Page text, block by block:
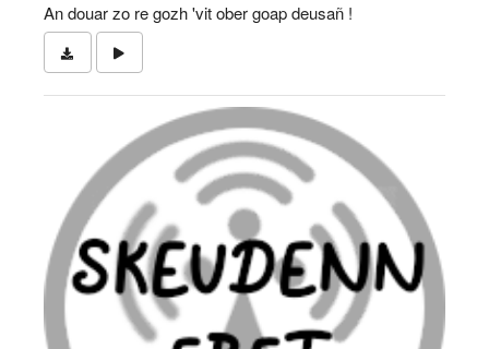
An douar zo re gozh 'vit ober goap deusañ !